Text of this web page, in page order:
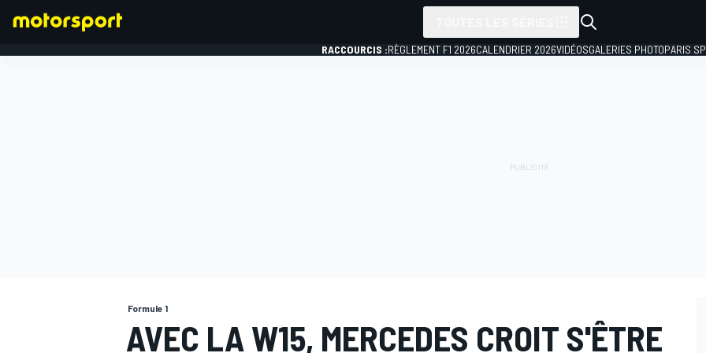
RACCOURCIS :RÈGLEMENT F1 2026CALENDRIER 2026VIDÉOSGALERIES PHOTOPARIS
Formule 1
AVEC LA W15, MERCEDES CROIT S'ÊTRE